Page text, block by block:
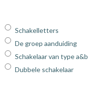
Schakelletters
De groep aanduiding
Schakelaar van type a&b
Dubbele schakelaar